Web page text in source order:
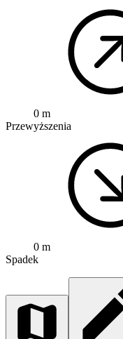
0 m
Przewyższenia
0 m
Spadek